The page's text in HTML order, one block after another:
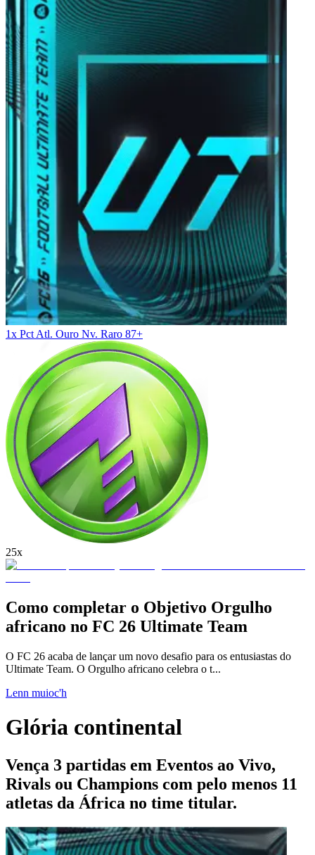
1x Pct Atl. Ouro Nv. Raro 87+
25x
Como completar o Objetivo Orgulho
africano no FC 26 Ultimate Team
O FC 26 acaba de lançar um novo desafio para os entusiastas do
Ultimate Team. O Orgulho africano celebra o t...
Lenn muioc'h
Glória continental
Vença 3 partidas em Eventos ao Vivo,
Rivals ou Champions com pelo menos 11
atletas da África no time titular.